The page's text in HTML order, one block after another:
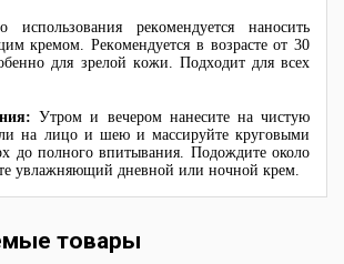
использования рекомендуется наносить
кремом. Рекомендуется в возрасте от 30
для зрелой кожи. Подходит для всех
Утром и вечером нанесите на чистую
на лицо и шею и массируйте круговыми
до полного впитывания. Подождите около
увлажняющий дневной или ночной крем.
товары